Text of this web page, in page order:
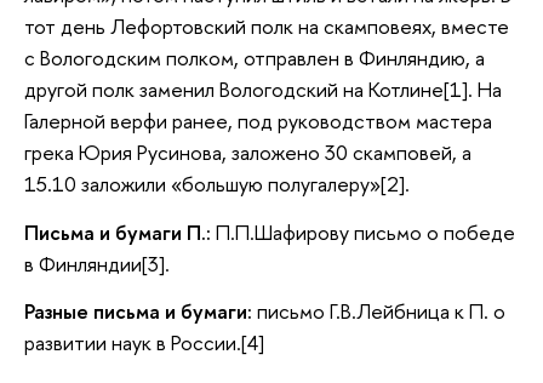
тот день Лефортовский полк на скамповеях, вместе
с Вологодским полком, отправлен в Финляндию, а
другой полк заменил Вологодский на Котлине[1]. На
Галерной верфи ранее, под руководством мастера
грека Юрия Русинова, заложено 30 скамповей, а
15.10 заложили «большую полугалеру»[2].
Письма и бумаги П.: П.П.Шафирову письмо о победе
в Финляндии[3].
Разные письма и бумаги: письмо Г.В.Лейбница к П. о
развитии наук в России.[4]